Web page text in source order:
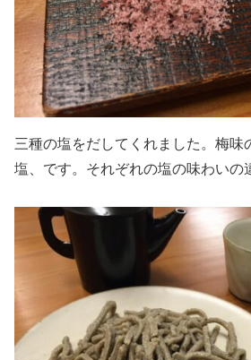
三種の塩をだしてくれました。梅味
塩、です。それぞれの塩の味わいの